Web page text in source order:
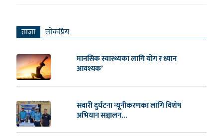
ताजा लाेकप्रिय
मानसिक स्वास्थ्यका लागि योग र ध्यान
आवश्यक’
सवारी दुर्घटना न्यूनीकरणका लागि विशेष
अभियान सञ्चालन...